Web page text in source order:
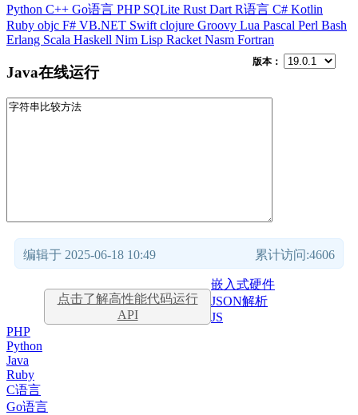
Python C++ Go语言 PHP SQLite Rust Dart R语言 C# Kotlin
Ruby objc F# VB.NET Swift clojure Groovy Lua Pascal Perl Bash
Erlang Scala Haskell Nim Lisp Racket Nasm Fortran
Java在线运行
版本：
编辑于 2025-06-18 10:49 累计访问:4606
点击了解高性能代码运行
API
嵌入式硬件
JSON解析
JS
PHP
Python
Java
Ruby
C语言
Go语言